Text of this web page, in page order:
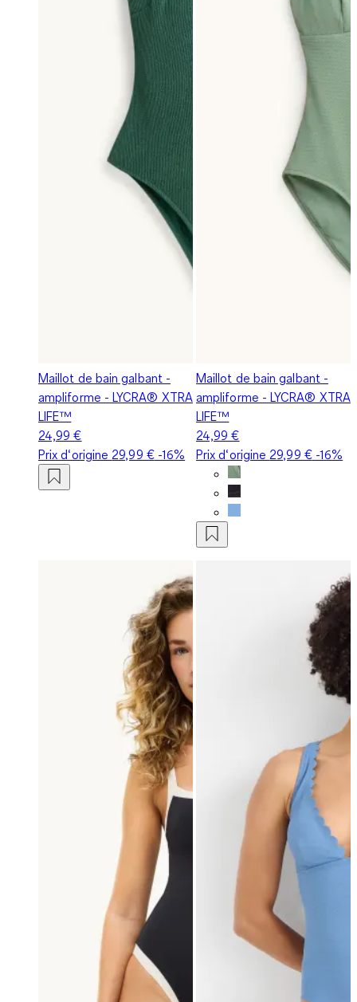
Maillot de bain galbant -
ampliforme - LYCRA® XTRA
LIFE™
24,99 €
Prix d‘origine 29,99 €-16%
Maillot de bain galbant -
ampliforme - LYCRA® XTRA
LIFE™
24,99 €
Prix d‘origine 29,99 €-16%